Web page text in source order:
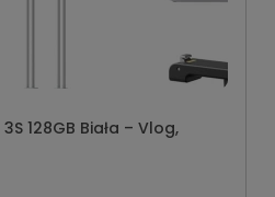
128GB Biała – Vlog,